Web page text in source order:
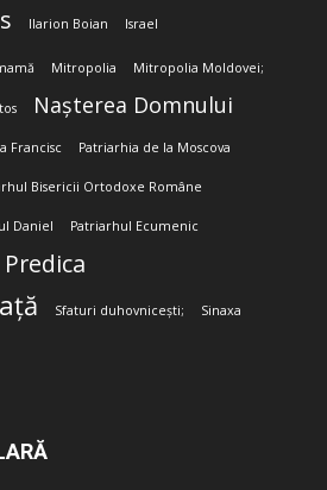
Ilarion Boian Israel
Mitropolia Mitropolia Moldovei;
Nașterea Domnului
Francisc Patriarhia de la Moscova
Bisericii Ortodoxe Române
Daniel Patriarhul Ecumenic
Predica
Sfaturi duhovnicești; Sinaxa